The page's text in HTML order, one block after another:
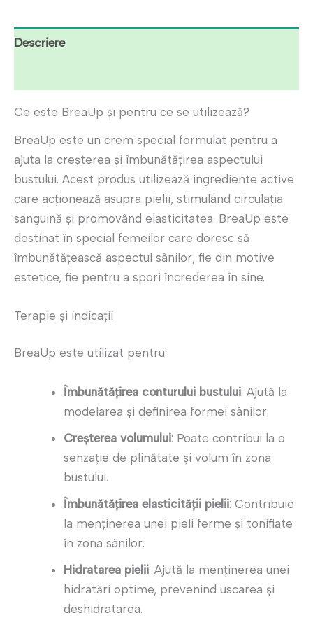
Descriere
Ce este BreaUp și pentru ce se utilizează?
BreaUp este un crem special formulat pentru a
ajuta la creșterea și îmbunătățirea aspectului
bustului. Acest produs utilizează ingrediente active
care acționează asupra pielii, stimulând circulația
sanguină și promovând elasticitatea. BreaUp este
destinat în special femeilor care doresc să
îmbunătățească aspectul sânilor, fie din motive
estetice, fie pentru a spori încrederea în sine.
Terapie și indicații
BreaUp este utilizat pentru:
Îmbunătățirea conturului bustului: Ajută la
modelarea și definirea formei sânilor.
Creșterea volumului: Poate contribui la o
senzație de plinătate și volum în zona
bustului.
Îmbunătățirea elasticității pielii: Contribuie
la menținerea unei pieli ferme și tonifiate
în zona sânilor.
Hidratarea pielii: Ajută la menținerea unei
hidratări optime, prevenind uscarea și
deshidratarea.